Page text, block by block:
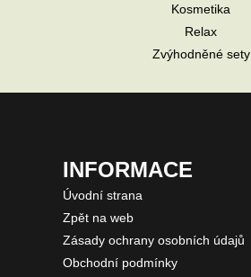
Kosmetika
Relax
Zvýhodněné sety
INFORMACE
Úvodní strana
Zpět na web
Zásady ochrany osobních údajů
Obchodní podmínky